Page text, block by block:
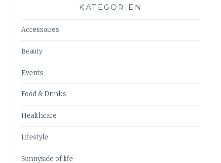
KATEGORIEN
Accessoires
Beauty
Events
Food & Drinks
Healthcare
Lifestyle
Sunnyside of life